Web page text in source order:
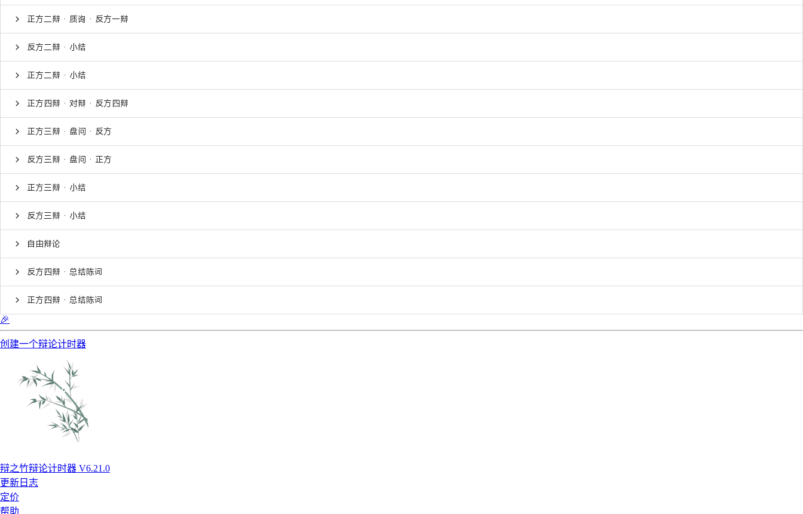
正方二辩 · 质询 · 反方一辩
反方二辩 · 小结
正方二辩 · 小结
正方四辩 · 对辩 · 反方四辩
正方三辩 · 盘问 · 反方
反方三辩 · 盘问 · 正方
正方三辩 · 小结
反方三辩 · 小结
自由辩论
反方四辩 · 总结陈词
正方四辩 · 总结陈词
🎉
创建一个辩论计时器
辩之竹辩论计时器 V6.21.0
更新日志
定价
帮助